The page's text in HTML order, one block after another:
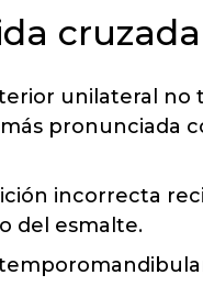
cruzada
unilateral
pronunciada
incorrecta
del esmalte.